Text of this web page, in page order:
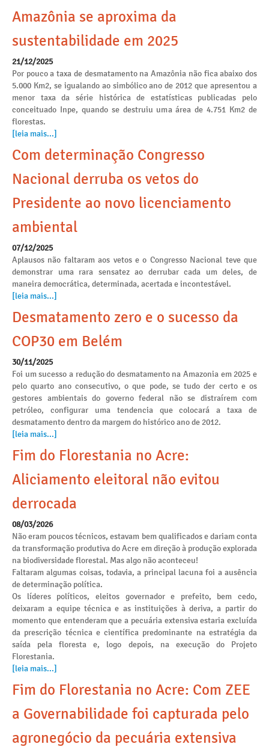
Amazônia se aproxima da
sustentabilidade em 2025
21/12/2025
Por pouco a taxa de desmatamento na Amazônia não fica abaixo dos
5.000 Km2, se igualando ao simbólico ano de 2012 que apresentou a
menor taxa da série histórica de estatísticas publicadas pelo
conceituado Inpe, quando se destruiu uma área de 4.751 Km2 de
florestas.
[leia mais...]
Com determinação Congresso
Nacional derruba os vetos do
Presidente ao novo licenciamento
ambiental
07/12/2025
Aplausos não faltaram aos vetos e o Congresso Nacional teve que
demonstrar uma rara sensatez ao derrubar cada um deles, de
maneira democrática, determinada, acertada e incontestável.
[leia mais...]
Desmatamento zero e o sucesso da
COP30 em Belém
30/11/2025
Foi um sucesso a redução do desmatamento na Amazonia em 2025 e
pelo quarto ano consecutivo, o que pode, se tudo der certo e os
gestores ambientais do governo federal não se distraírem com
petróleo, configurar uma tendencia que colocará a taxa de
desmatamento dentro da margem do histórico ano de 2012.
[leia mais...]
Fim do Florestania no Acre:
Aliciamento eleitoral não evitou
derrocada
08/03/2026
Não eram poucos técnicos, estavam bem qualificados e dariam conta
da transformação produtiva do Acre em direção à produção explorada
na biodiversidade florestal. Mas algo não aconteceu!
Faltaram algumas coisas, todavia, a principal lacuna foi a ausência
de determinação política.
Os líderes políticos, eleitos governador e prefeito, bem cedo,
deixaram a equipe técnica e as instituições à deriva, a partir do
momento que entenderam que a pecuária extensiva estaria excluída
da prescrição técnica e científica predominante na estratégia da
saída pela floresta e, logo depois, na execução do Projeto
Florestania.
[leia mais...]
Fim do Florestania no Acre: Com ZEE
a Governabilidade foi capturada pelo
agronegócio da pecuária extensiva